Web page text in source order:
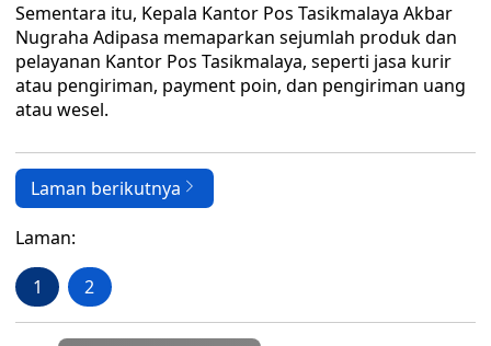
Sementara itu, Kepala Kantor Pos Tasikmalaya Akbar
Nugraha Adipasa memaparkan sejumlah produk dan
pelayanan Kantor Pos Tasikmalaya, seperti jasa kurir
atau pengiriman, payment poin, dan pengiriman uang
atau wesel.
Laman berikutnya
Laman:
1 2